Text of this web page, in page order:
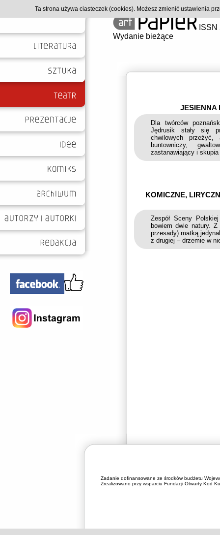
Wydanie bieżące
JESIENNA
Dla twórców
Jędrusik stały się
chwilowych przeżyć,
buntowniczy,
zastanawiający i
KOMICZNE,
Zespół Sceny
bowiem dwie natury.
przesady) matką
z drugiej – drzemie w
Zadanie dofinansowane ze środków budżetu
Zrealizowano przy wsparciu Fundacji Otwarty Kod
Ta strona używa ciasteczek (cookies). Możesz zmienić ustawienia